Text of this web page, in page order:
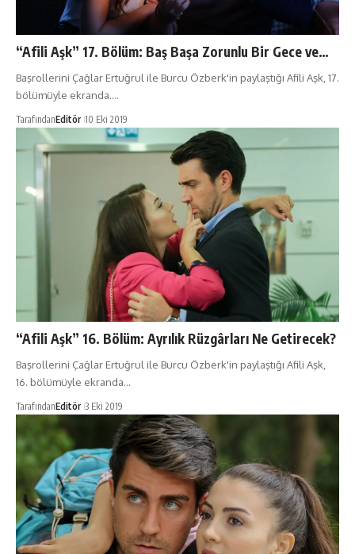
“Afili Aşk” 17. Bölüm: Baş Başa Zorunlu Bir Gece ve…
Başrollerini Çağlar Ertuğrul ile Burcu Özberk'in paylaştığı Afili Aşk, 17.
bölümüyle ekranda.…
TarafındanEditör 10 Eki 2019
“Afili Aşk” 16. Bölüm: Ayrılık Rüzgârları Ne Getirecek?
Başrollerini Çağlar Ertuğrul ile Burcu Özberk'in paylaştığı Afili Aşk,
16. bölümüyle ekranda…
TarafındanEditör 3 Eki 2019